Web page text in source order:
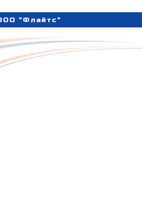
"Флайтс"